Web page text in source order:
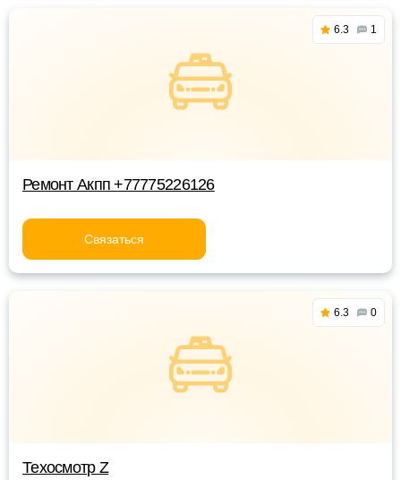
6.3 1
Ремонт Акпп +77775226126
Связаться
6.3 0
Техосмотр Z